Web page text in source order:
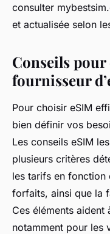
consulter
et actualisée selon
Conseils
fournisseur
Pour choisir eSIM
bien définir vos
Les conseils eSIM
plusieurs critères
les tarifs en
forfaits, ainsi que la
Ces éléments aident
notamment pour les